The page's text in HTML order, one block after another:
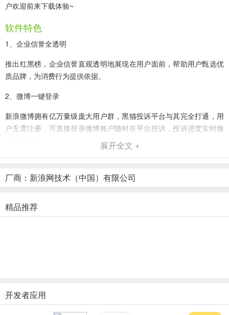
户欢迎前来下载体验~
软件特色
1、企业信誉全透明
推出红黑榜，企业信誉直观透明地展现在用户面前，帮助用户甄选优
质品牌，为消费行为提供依据。
2、微博一键登录
新浪微博拥有亿万量级庞大用户群，黑猫投诉平台与其完全打通，用
户无需注册，可直接登录微博账户随时在平台投诉，投诉进度实时微
第一时间处理投诉案例，与京东、苏宁、街电等企业合作，承诺24小
软件功能
黑猫官方合作企业，24小时响应投诉。
展开全文 +
厂商：新浪网技术（中国）有限公司
精品推荐
开发者应用